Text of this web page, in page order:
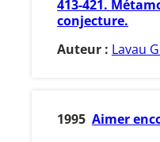
413-421.
conjecture.
Auteur : Lavau
1995 Aimer